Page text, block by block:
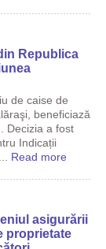
Republica
de caise de
beneficiază
Decizia a fost
Indicații
Read more
asigurării
proprietate